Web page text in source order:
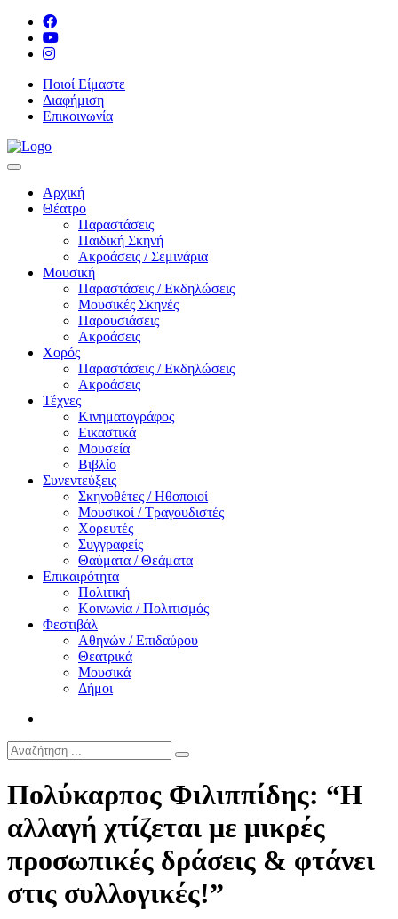
Ποιοί Είμαστε
Διαφήμιση
Επικοινωνία
Αρχική
Θέατρο
Παραστάσεις
Παιδική Σκηνή
Ακροάσεις / Σεμινάρια
Μουσική
Παραστάσεις / Εκδηλώσεις
Μουσικές Σκηνές
Παρουσιάσεις
Ακροάσεις
Χορός
Παραστάσεις / Εκδηλώσεις
Ακροάσεις
Τέχνες
Κινηματογράφος
Εικαστικά
Μουσεία
Βιβλίο
Συνεντεύξεις
Σκηνοθέτες / Ηθοποιοί
Μουσικοί / Τραγουδιστές
Χορευτές
Συγγραφείς
Θαύματα / Θεάματα
Επικαιρότητα
Πολιτική
Κοινωνία / Πολιτισμός
Φεστιβάλ
Αθηνών / Επιδαύρου
Θεατρικά
Μουσικά
Δήμοι
Πολύκαρπος Φιλιππίδης: “Η
αλλαγή χτίζεται με μικρές
προσωπικές δράσεις & φτάνει
στις συλλογικές!”